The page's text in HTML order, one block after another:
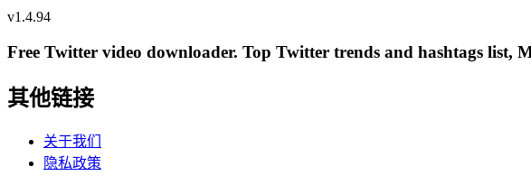
v1.4.94
Free Twitter video downloader. Top Twitter trends and hashtags list,
其他链接
关于我们
隐私政策